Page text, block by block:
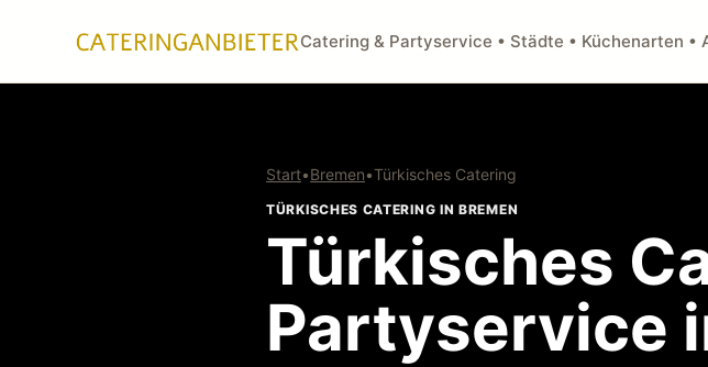
Catering & Partyservice • Städte • Küchenarten •
Start•Bremen•Türkisches Catering
TÜRKISCHES CATERING IN BREMEN
Türkisches
Partyservice